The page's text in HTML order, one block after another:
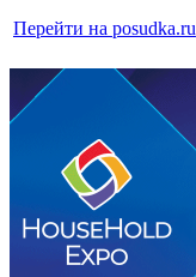
Перейти на posudka.ru